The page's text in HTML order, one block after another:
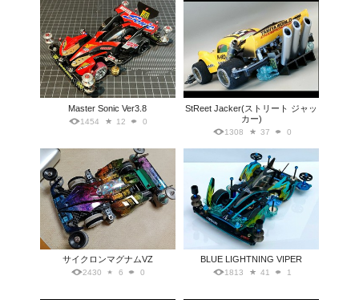
Master Sonic Ver3.8
1454 12 0
StReet Jacker(ストリート ジャッ
カー)
1308 37 0
サイクロンマグナムVZ
2430 6 0
BLUE LIGHTNING VIPER
1813 41 1